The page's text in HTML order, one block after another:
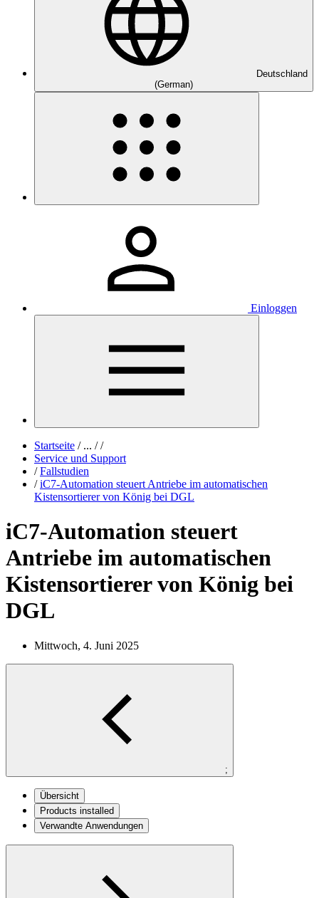
Deutschland
(German)
Einloggen
Startseite /... / /
Service und Support
/ Fallstudien
/ iC7-Automation steuert Antriebe im automatischen
Kistensortierer von König bei DGL
iC7-Automation steuert
Antriebe im automatischen
Kistensortierer von König bei
DGL
Mittwoch, 4. Juni 2025
;
Übersicht
Products installed
Verwandte Anwendungen